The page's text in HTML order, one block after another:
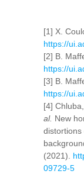
[1] X.
https://
[2] B.
https://
[3] B.
https://
[4]
al. New
distortions
(2021).
09729-5